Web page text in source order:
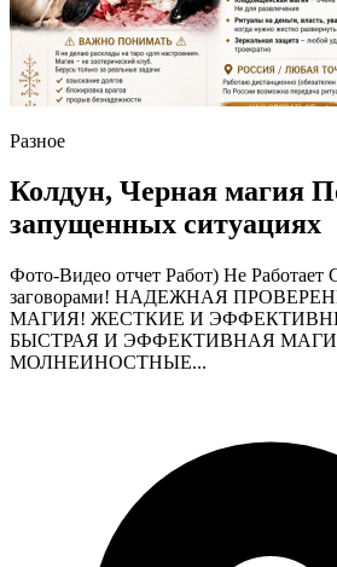
Разное
Колдун, Черная магия
запущенных ситуациях
Фото-Видео отчет Работ) Не Работает
заговорами! НАДЕЖНАЯ
МАГИЯ! ЖЕСТКИЕ И
БЫСТРАЯ И ЭФФЕКТИВНАЯ
МОЛНЕИНОСТНЫЕ...